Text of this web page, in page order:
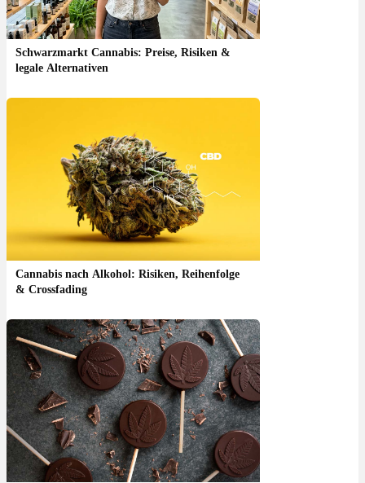
Schwarzmarkt Cannabis: Preise, Risiken &
legale Alternativen
Cannabis nach Alkohol: Risiken, Reihenfolge
& Crossfading